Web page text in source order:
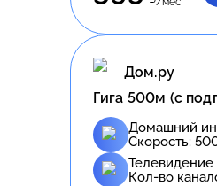
Дом.ру
Гига 500м (с
Домашний
Скорость:
Телевидение
Кол-во